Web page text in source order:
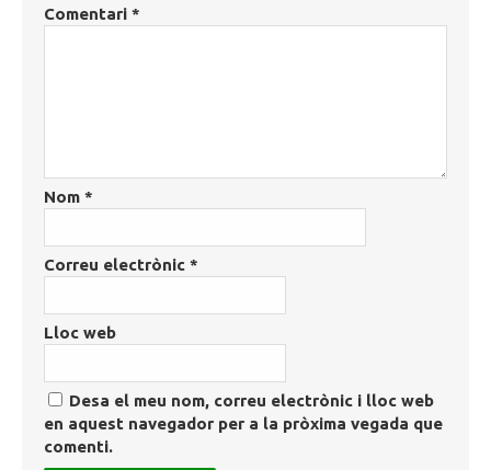
Comentari *
Nom *
Correu electrònic *
Lloc web
Desa el meu nom, correu electrònic i lloc web
en aquest navegador per a la pròxima vegada que
comenti.